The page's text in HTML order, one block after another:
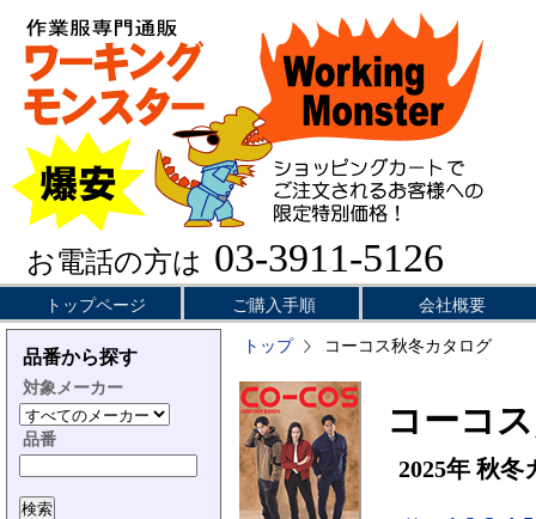
お電話の方は 03-3911-5126
トップページ ご購入手順 会社概要
品番から探す
対象メーカー
品番
トップ コーコス秋冬カタログ
コーコ
2025年 秋冬